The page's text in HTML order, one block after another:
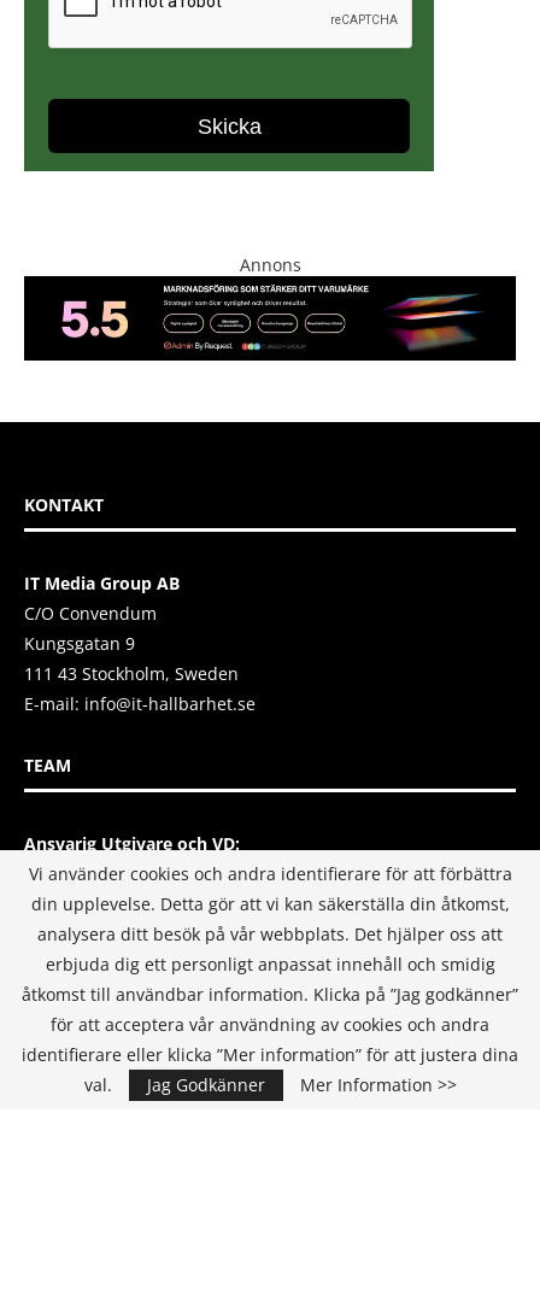
Annons
KONTAKT
IT Media Group AB
C/O Convendum
Kungsgatan 9
111 43 Stockholm, Sweden
E-mail: info@it-hallbarhet.se
TEAM
Ansvarig Utgivare och VD:
Annika Guldroth
E-mail:annika@itmediagroup.se
Redaktionen
E-mail:redaktionen@itmediagroup.se
INTEGRITETSPOLICY
Vi använder cookies och andra identifierare för att förbättra
din upplevelse. Detta gör att vi kan säkerställa din åtkomst,
analysera ditt besök på vår webbplats. Det hjälper oss att
erbjuda dig ett personligt anpassat innehåll och smidig
åtkomst till användbar information. Klicka på ”Jag godkänner”
för att acceptera vår användning av cookies och andra
identifierare eller klicka ”Mer information” för att justera dina
val.
Jag Godkänner Mer Information >>